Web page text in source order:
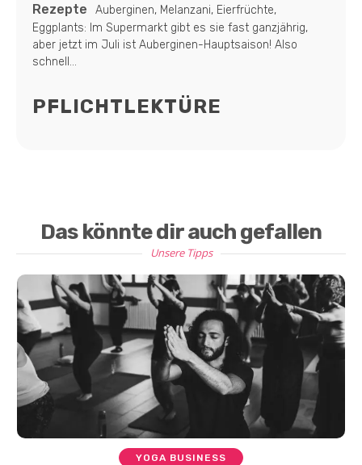
Rezepte
Auberginen, Melanzani, Eierfrüchte,
Eggplants: Im Supermarkt gibt es sie fast ganzjährig,
aber jetzt im Juli ist Auberginen-Hauptsaison! Also
schnell...
PFLICHTLEKTÜRE
Das könnte dir auch gefallen
Unsere Tipps
YOGA BUSINESS